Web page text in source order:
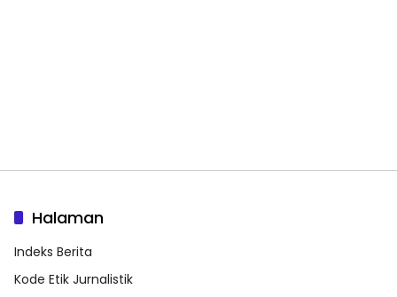
Halaman
Indeks Berita
Kode Etik Jurnalistik